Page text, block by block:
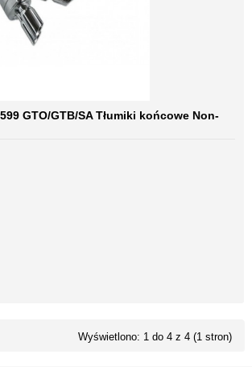
GTO/GTB/SA Tłumiki końcowe Non-
Wyświetlono: 1 do 4 z 4 (1 stron)